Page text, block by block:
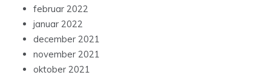
februar 2022
januar 2022
december 2021
november 2021
oktober 2021